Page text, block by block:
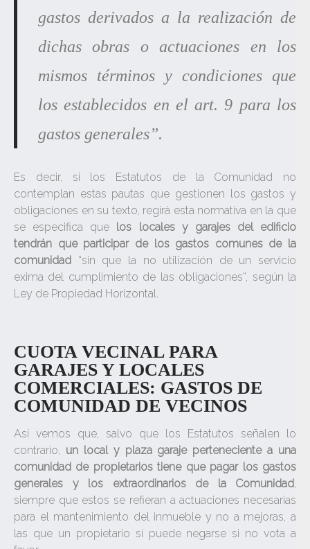
gastos derivados a la realización de
dichas obras o actuaciones en los
mismos términos y condiciones que
los establecidos en el art. 9 para los
gastos generales”.
Es decir, si los Estatutos de la Comunidad no
contemplan estas pautas que gestionen los gastos y
obligaciones en su texto, regirá esta normativa en la que
se especifica que los locales y garajes del edificio
tendrán que participar de los gastos comunes de la
comunidad “sin que la no utilización de un servicio
exima del cumplimiento de las obligaciones”, según la
Ley de Propiedad Horizontal.
CUOTA VECINAL PARA
GARAJES Y LOCALES
COMERCIALES: GASTOS DE
COMUNIDAD DE VECINOS
Así vemos que, salvo que los Estatutos señalen lo
contrario, un local y plaza garaje perteneciente a una
comunidad de propietarios tiene que pagar los gastos
generales y los extraordinarios de la Comunidad,
siempre que estos se refieran a actuaciones necesarias
para el mantenimiento del inmueble y no a mejoras, a
las que un propietario sí puede negarse si no vota a